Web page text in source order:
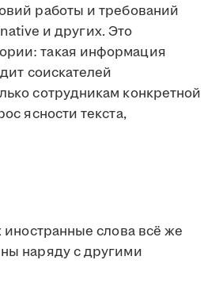
работы и требований
и других. Это
такая информация
соискателей
сотрудникам конкретной
ясности текста,
слова всё же
наряду с другими